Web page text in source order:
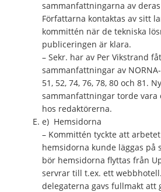
sammanfattningarna av
Författarna kontaktas av sitt
kommittén när de tekniska
publiceringen är klara.
– Sekr. har av Per Vikstrand
sammanfattningar av
51, 52, 74, 76, 78, 80 och 81.
sammanfattningar torde vara
hos redaktörerna.
e) Hemsidorna
– Kommittén tyckte att
hemsidorna kunde läggas på
bör hemsidorna flyttas från
servrar till t.ex. ett
delegaterna gavs fullmakt att